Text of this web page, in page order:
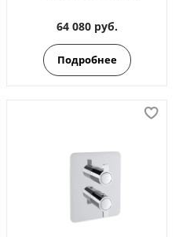
выхода BLAUTHERM
948722SCUC медь
64 080 руб.
Подробнее